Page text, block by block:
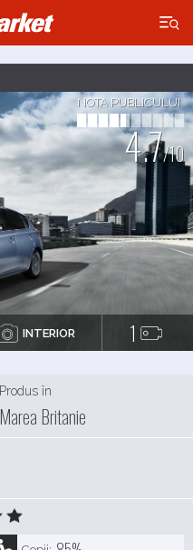
×
NOTA PUBLICULUI
4.7/10
INTERIOR 1
Produs în
Marea Britanie